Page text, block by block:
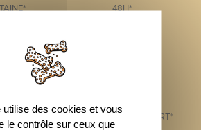
48H*
1 ÉCHANTILLON OFFERT*
utilise des cookies et vous
le contrôle sur ceux que